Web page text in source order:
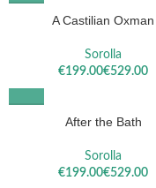
A Castilian Oxman
Sorolla
€
€
After the Bath
Sorolla
€
€